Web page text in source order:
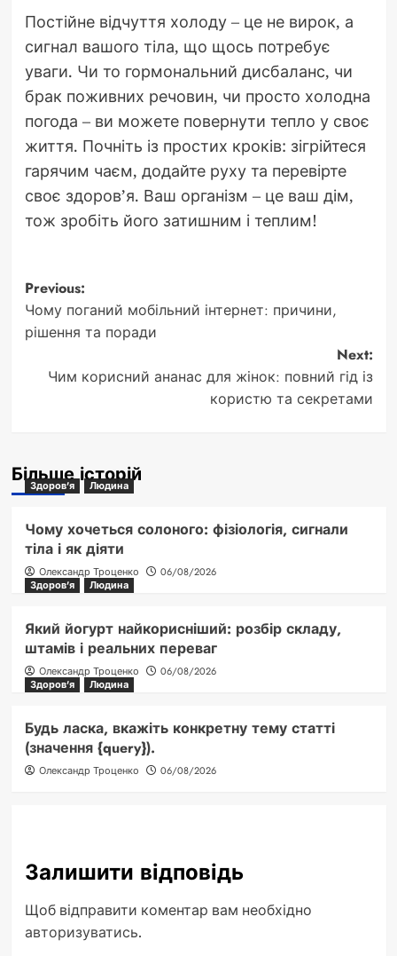
Постійне відчуття холоду – це не вирок, а
сигнал вашого тіла, що щось потребує
уваги. Чи то гормональний дисбаланс, чи
брак поживних речовин, чи просто холодна
погода – ви можете повернути тепло у своє
життя. Почніть із простих кроків: зігрійтеся
гарячим чаєм, додайте руху та перевірте
своє здоров’я. Ваш організм – це ваш дім,
тож зробіть його затишним і теплим!
Post
navigation
Previous:
Чому поганий мобільний інтернет: причини,
рішення та поради
Next:
Чим корисний ананас для жінок: повний гід із
користю та секретами
Більше історій
Здоров'я Людина
Чому хочеться солоного: фізіологія, сигнали
тіла і як діяти
Олександр Троценко
06/08/2026
Здоров'я
Людина
Який йогурт найкорисніший: розбір складу,
штамів і реальних переваг
Олександр Троценко
06/08/2026
Здоров'я
Людина
Будь ласка, вкажіть конкретну тему статті
(значення {query}).
Олександр Троценко 06/08/2026
Залишити відповідь
Щоб відправити коментар вам необхідно
авторизуватись.